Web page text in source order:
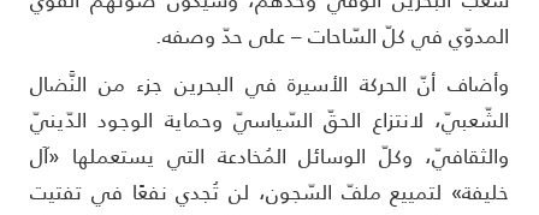
في كلّ السّاحات – على حدّ وصفه.
أنّ الحركة الأسيرة في البحرين جزء من النَّضال
لانتزاع الحقّ السّياسيّ وحماية الوجود الدّينيّ
وكلّ الوسائل المُخادعة التي يستعملها «آل
لتمييع ملفّ السّجون، لن تُجدي نفعًا في تفتيت